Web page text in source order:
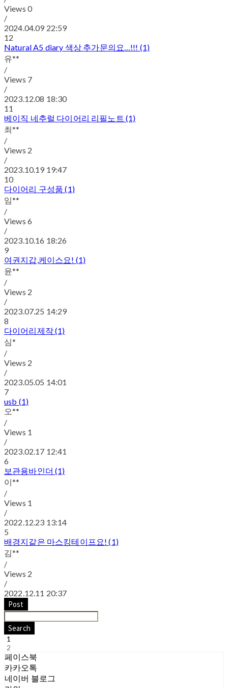
Views 0
/
2024.04.09 22:59
12
Natural A5 diary 색상 추가문의요…!!! (1)
유**
/
Views 7
/
2023.12.08 18:30
11
베이직 네추럴 다이어리 리필노트 (1)
최**
/
Views 2
/
2023.10.19 19:47
10
다이어리 구성품 (1)
임**
/
Views 6
/
2023.10.16 18:26
9
여권지갑,케이스요! (1)
윤**
/
Views 2
/
2023.07.25 14:29
8
다이어리제작 (1)
심*
/
Views 2
/
2023.05.05 14:01
7
usb (1)
오**
/
Views 1
/
2023.02.17 12:41
6
보관용바인더 (1)
이**
/
Views 1
/
2022.12.23 13:14
5
배경지같은 마스킹테이프요! (1)
김**
/
Views 2
/
2022.12.11 20:37
Post
Search
1
2
페이스북
카카오톡
네이버 블로그